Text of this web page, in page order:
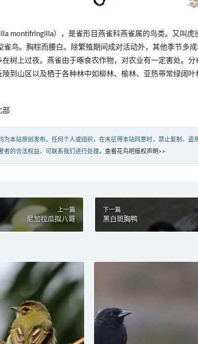
montifringilla），是雀形目燕雀科燕雀属的鸟类。又叫
鸟。胸棕而腰白。除繁殖期间成对活动外，其他季节多成
树上过夜。燕雀由于啄食农作物，对农业有一定害处。
到山区以及栖于各种林中如柳林、榆林、亚热带常绿阔
部
本站原创发布。任何个人或组织，在未征得本站同意时，禁止复制、盗
的合法权益，可联系我们进行处理。 查看花鸟吧版权声明>>
上一篇
尼加拉瓜拟八哥
下一篇
黑白斑胸鸭